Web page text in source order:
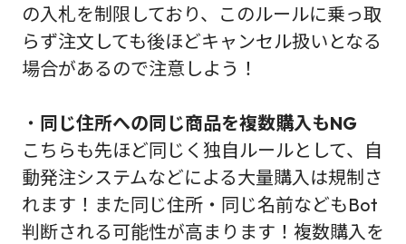
の入札を制限しており、このルールに乗っ取
らず注文しても後ほどキャンセル扱いとなる
場合があるので注意しよう！
・ 同じ住所への同じ商品を複数購入もNG
こちらも先ほど同じく独自ルールとして、自
動発注システムなどによる大量購入は規制さ
れます！また同じ住所・同じ名前などもBot
判断される可能性が高まります！複数購入を